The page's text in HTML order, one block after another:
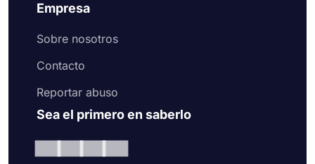
Empresa
Sobre nosotros
Contacto
Reportar abuso
Sea el primero en saberlo